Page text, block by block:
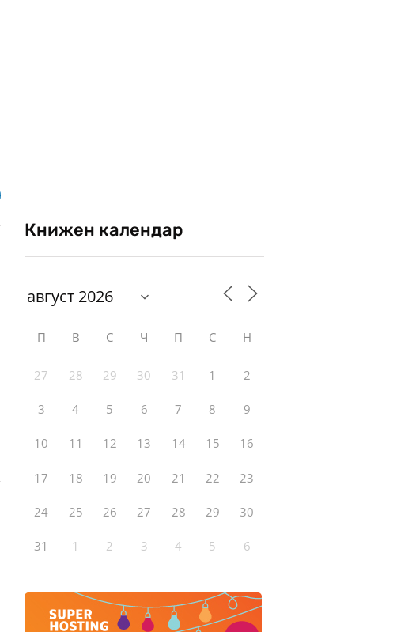
Книжен календар
П В С Ч П С Н
27 28 29 30 31 1 2
3 4 5 6 7 8 9
10 11 12 13 14 15 16
17 18 19 20 21 22 23
24 25 26 27 28 29 30
31 1 2 3 4 5 6